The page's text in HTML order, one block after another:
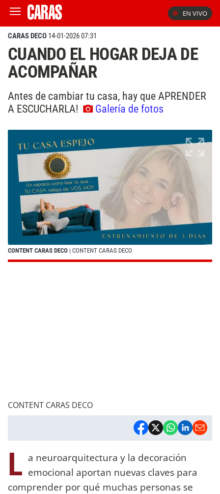
EN VIVO
CARAS DECO 14-01-2026 07:31
CUANDO EL HOGAR DEJA DE
ACOMPAÑAR
Antes de cambiar tu casa, hay que APRENDER
A ESCUCHARLA!
Galería de fotos
CONTENT CARAS DECO | CONTENT CARAS DECO
CONTENT CARAS DECO
L a neuroarquitectura y la decoración
emocional aportan nuevas claves para
comprender por qué muchas personas se